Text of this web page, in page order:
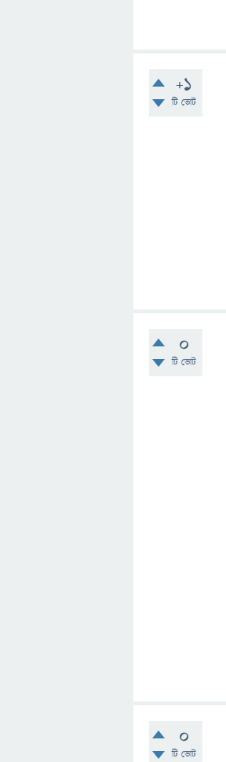
+1
টি ভোট
0
টি ভোট
0
টি ভোট